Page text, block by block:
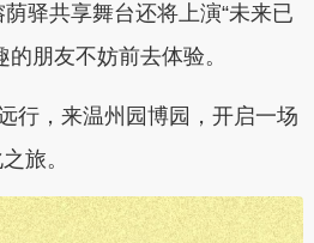
共享舞台还将上演“未来已
朋友不妨前去体验。
，来温州园博园，开启一场
旅。